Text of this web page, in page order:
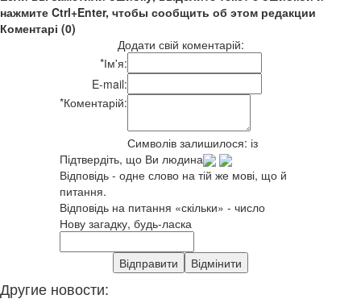
нажмите Ctrl+Enter, чтобы сообщить об этом редакции
Коментарі (0)
Додати свій коментарій:
*Ім'я:
E-mail:
*Коментарій:
Символів залишилося: із
Підтвердіть, що Ви людина
Відповідь - одне слово на тій же мові, що й
питання.
Відповідь на питання «скільки» - число
Нову загадку, будь-ласка
Другие новости: